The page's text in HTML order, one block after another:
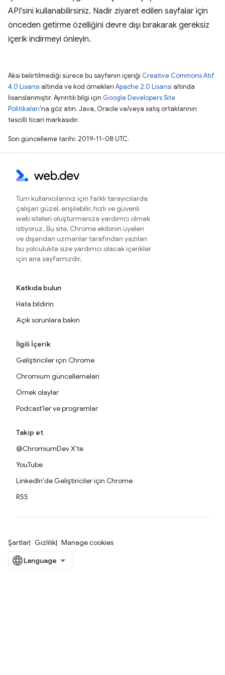
API'sini kullanabilirsiniz. Nadir ziyaret edilen sayfalar için
önceden getirme özelliğini devre dışı bırakarak gereksiz
içerik indirmeyi önleyin.
Aksi belirtilmediği sürece bu sayfanın içeriği Creative Commons Atıf
4.0 Lisansı altında ve kod örnekleri Apache 2.0 Lisansı altında
lisanslanmıştır. Ayrıntılı bilgi için Google Developers Site
Politikaları'na göz atın. Java, Oracle ve/veya satış ortaklarının
tescilli ticari markasıdır.
Son güncelleme tarihi: 2019-11-08 UTC.
Tüm kullanıcılarınız için farklı tarayıcılarda
çalışan güzel, erişilebilir, hızlı ve güvenli
web siteleri oluşturmanıza yardımcı olmak
istiyoruz. Bu site, Chrome ekibinin üyeleri
ve dışarıdan uzmanlar tarafından yazılan
bu yolculukta size yardımcı olacak içerikler
için ana sayfamızdır.
Katkıda bulun
Hata bildirin
Açık sorunlara bakın
İlgili İçerik
Geliştiriciler için Chrome
Chromium güncellemeleri
Örnek olaylar
Podcast'ler ve programlar
Takip et
@ChromiumDev X'te
YouTube
LinkedIn'de Geliştiriciler için Chrome
RSS
Şartlar Gizlilik Manage cookies